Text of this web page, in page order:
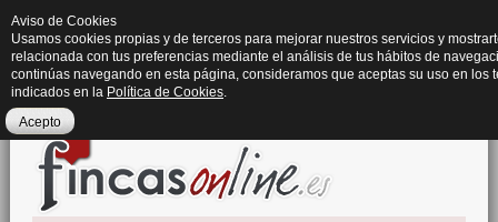
Aviso de Cookies
Usamos cookies propias y de terceros para mejorar nuestros servicios y
relacionada con tus preferencias mediante el análisis de tus hábitos de
continúas navegando en esta página, consideramos que aceptas su uso en los
indicados en la Política de Cookies.
Acepto